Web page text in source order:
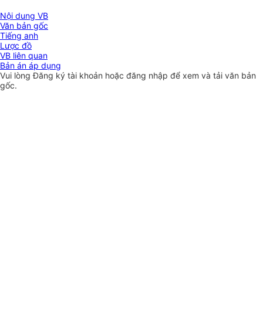
Nội dung VB
Văn bản gốc
Tiếng anh
Lược đồ
VB liên quan
Bản án áp dụng
Vui lòngĐăng ký tài khoản hoặc đăng nhập để xem và tải văn bản
gốc.